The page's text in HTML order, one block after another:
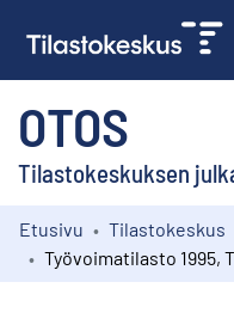
OTOS
Tilastokeskuksen
Kokoelmat
Etusivu Tilastokeskus